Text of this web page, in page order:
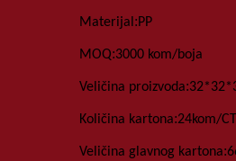
Materijal :PP
MOQ:3000 kom/boja
Veličina proizvoda:
Količina kartona:24kom/
Veličina glavnog kartona: